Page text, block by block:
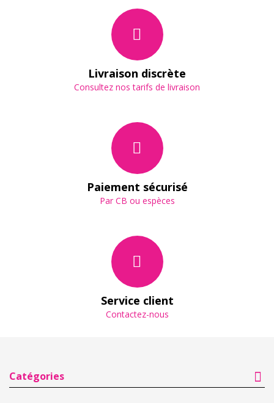
Livraison discrète
Consultez nos tarifs de livraison
Paiement sécurisé
Par CB ou espèces
Service client
Contactez-nous
Catégories